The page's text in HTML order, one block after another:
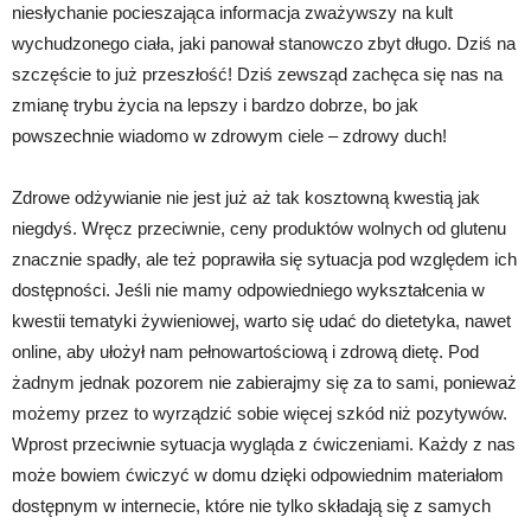
niesłychanie pocieszająca informacja zważywszy na kult
wychudzonego ciała, jaki panował stanowczo zbyt długo. Dziś na
szczęście to już przeszłość! Dziś zewsząd zachęca się nas na
zmianę trybu życia na lepszy i bardzo dobrze, bo jak
powszechnie wiadomo w zdrowym ciele – zdrowy duch!
Zdrowe odżywianie nie jest już aż tak kosztowną kwestią jak
niegdyś. Wręcz przeciwnie, ceny produktów wolnych od glutenu
znacznie spadły, ale też poprawiła się sytuacja pod względem ich
dostępności. Jeśli nie mamy odpowiedniego wykształcenia w
kwestii tematyki żywieniowej, warto się udać do dietetyka, nawet
online, aby ułożył nam pełnowartościową i zdrową dietę. Pod
żadnym jednak pozorem nie zabierajmy się za to sami, ponieważ
możemy przez to wyrządzić sobie więcej szkód niż pozytywów.
Wprost przeciwnie sytuacja wygląda z ćwiczeniami. Każdy z nas
może bowiem ćwiczyć w domu dzięki odpowiednim materiałom
dostępnym w internecie, które nie tylko składają się z samych